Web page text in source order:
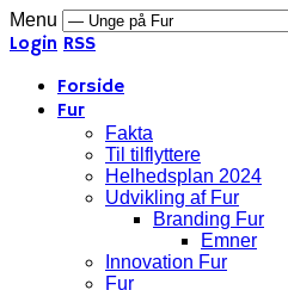
Menu
Login RSS
Forside
Fur
Fakta
Til tilflyttere
Helhedsplan 2024
Udvikling af Fur
Branding Fur
Emner
Innovation Fur
Fur